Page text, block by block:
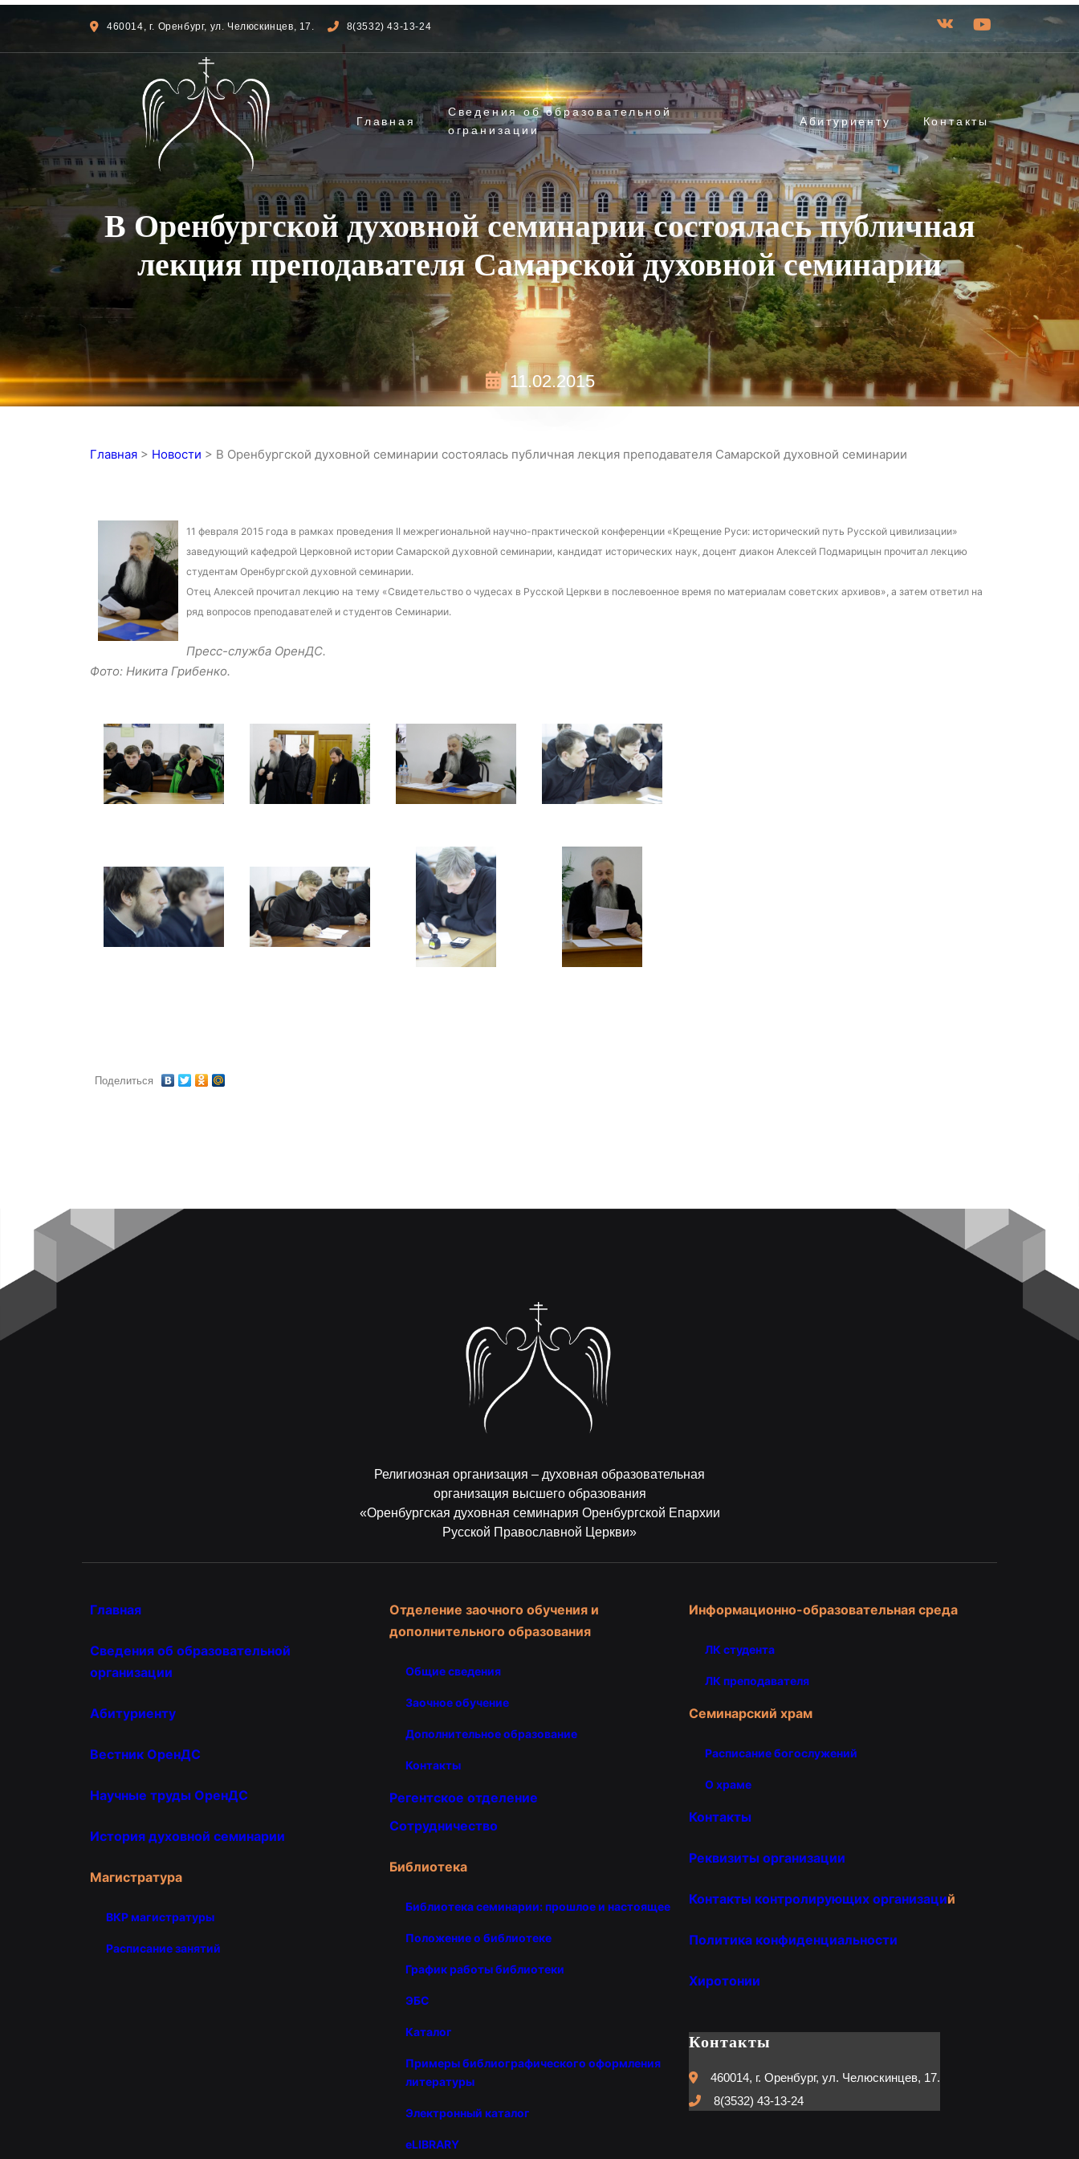
460014, г. Оренбург, ул. Челюскинцев, 17. 8(3532) 43-13-24
Главная
Сведения об образовательной
огранизации
Абитуриенту Контакты
В Оренбургской духовной семинарии состоялась публичная
лекция преподавателя Самарской духовной семинарии
11.02.2015
Главная > Новости > В Оренбургской духовной семинарии состоялась публичная лекция преподавателя Самарской духовной семинарии
11 февраля 2015 года в рамках проведения II межрегиональной научно-практической конференции «Крещение Руси: исторический путь Русской цивилизации»
заведующий кафедрой Церковной истории Самарской духовной семинарии, кандидат исторических наук, доцент диакон Алексей Подмарицын прочитал лекцию
студентам Оренбургской духовной семинарии.
Отец Алексей прочитал лекцию на тему «Свидетельство о чудесах в Русской Церкви в послевоенное время по материалам советских архивов», а затем ответил на
ряд вопросов преподавателей и студентов Семинарии.
Пресс-служба ОренДС.
Фото: Никита Грибенко.
Поделиться
Религиозная организация – духовная образовательная
организация высшего образования
«Оренбургская духовная семинария Оренбургской Епархии
Русской Православной Церкви»
Главная
Сведения об образовательной
организации
Абитуриенту
Вестник ОренДС
Научные труды ОренДС
История духовной семинарии
Магистратура
ВКР магистратуры
Расписание занятий
Отделение заочного обучения и
дополнительного образования
Общие сведения
Заочное обучение
Дополнительное образование
Контакты
Регентское отделение
Сотрудничество
Библиотека
Библиотека семинарии: прошлое и настоящее
Положение о библиотеке
График работы библиотеки
ЭБС
Каталог
Примеры библиографического оформления
литературы
Электронный каталог
eLIBRARY
Информационно-образовательная среда
ЛК студента
ЛК преподавателя
Семинарский храм
Расписание богослужений
О храме
Контакты
Реквизиты организации
Контакты контролирующих организаций
Политика конфиденциальности
Хиротонии
Контакты
460014, г. Оренбург, ул. Челюскинцев, 17.
8(3532) 43-13-24